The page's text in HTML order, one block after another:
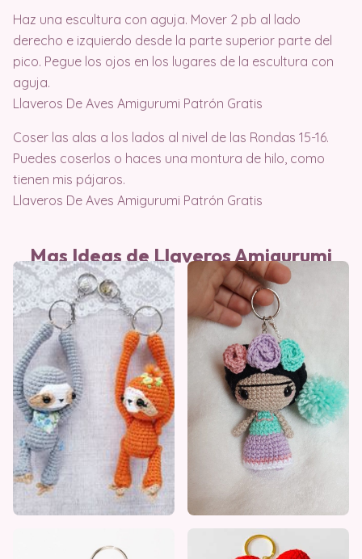
Haz una escultura con aguja. Mover 2 pb al lado
derecho e izquierdo desde la parte superior parte del
pico. Pegue los ojos en los lugares de la escultura con
aguja.
Llaveros De Aves Amigurumi Patrón Gratis
Coser las alas a los lados al nivel de las Rondas 15-16.
Puedes coserlos o haces una montura de hilo, como
tienen mis pájaros.
Llaveros De Aves Amigurumi Patrón Gratis
Mas Ideas de Llaveros Amigurumi